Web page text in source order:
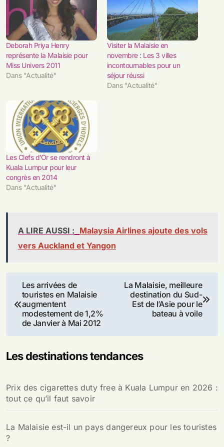
Deborah Priya Henry
représente la Malaisie pour
Miss Univers 2011
Dans "Actualité"
Visiter la Malaisie en
novembre : Les 3 villes
incontournables pour un
séjour réussi
Dans "Actualité"
Les Clefs d’Or se rendront à
Kuala Lumpur pour leur
congrès en 2014
Dans "Actualité"
A LIRE AUSSI : Malaysia Airlines ajoute des vols
vers Auckland et Yangon
Navigation
de
l’article
Les arrivées de
touristes en Malaisie
augmentent
modestement de 1,2%
de Janvier à Mai 2012
La Malaisie, meilleure
destination du Sud-
Est de l’Asie pour le
bateau à voile
Les destinations tendances
Prix des cigarettes duty free à Kuala Lumpur en 2026 :
tout ce qu’il faut savoir
La Malaisie est-il un pays dangereux pour les touristes
?